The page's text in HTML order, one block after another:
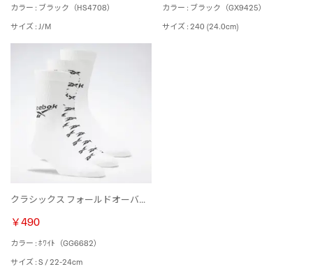
カラー : ブラック（HS4708）
サイズ : J/M
カラー : ブラック（GX9425）
サイズ : 240 (24.0cm)
クラシックス フォールドオーバー クルー ソックス 3足組 / Classics Fold-Over Crew Socks 3 Pairs （ホワイト）
￥490
カラー : ﾎﾜｲﾄ（GG6682）
サイズ : S / 22-24cm